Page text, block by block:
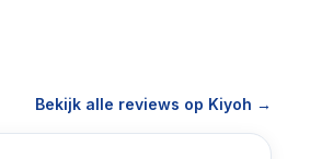
Bekijk alle reviews op Kiyoh →